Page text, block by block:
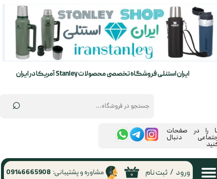
⌕
ایران استنلی فروشگاه تخصصی محصولات Stanley آمریکا در ایران
۰ ورود / ثبت نام
حساب کاربری من
تغییر گذر واژه
مشاوره و پشتیبانی: 09146665908
را در صفحات
دنبال